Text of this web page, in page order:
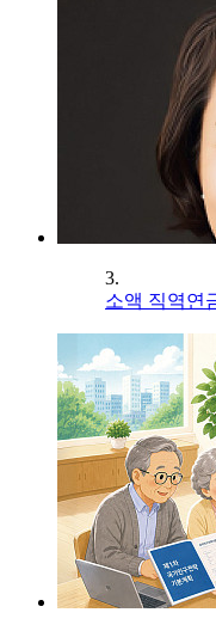
3.
소액 직역연